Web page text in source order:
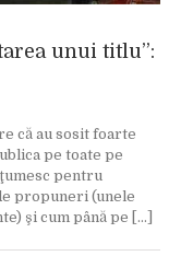
unui titlu”:
că au sosit foarte
pe toate pe
pentru
propuneri (unele
şi cum până pe [...]